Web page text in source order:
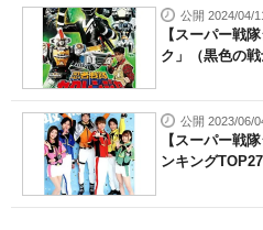
公開 2024/04/
【スーパー戦
ク」（黒色の
公開 2023/06/
【スーパー戦
ンキング